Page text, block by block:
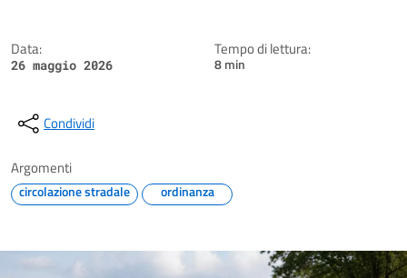
Data:
26 maggio 2026
Tempo di lettura:
8 min
Condividi
Argomenti
circolazione stradale ordinanza